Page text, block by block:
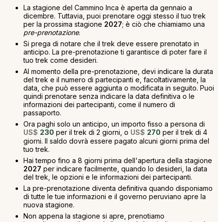
La stagione del Cammino Inca è aperta da gennaio a
dicembre. Tuttavia, puoi prenotare oggi stesso il tuo trek
per la prossima stagione 2027; è ciò che chiamiamo una
pre-prenotazione.
Si prega di notare che il trek deve essere prenotato in
anticipo. La pre-prenotazione ti garantisce di poter fare il
tuo trek come desideri.
Al momento della pre-prenotazione, devi indicare la durata
del trek e il numero di partecipanti e, facoltativamente, la
data, che può essere aggiunta o modificata in seguito. Puoi
quindi prenotare senza indicare la data definitiva o le
informazioni dei partecipanti, come il numero di
passaporto.
Ora paghi solo un anticipo, un importo fisso a persona di
US$ 230 per il trek di 2 giorni, o US$ 270 per il trek di 4
giorni. Il saldo dovrà essere pagato alcuni giorni prima del
tuo trek.
Hai tempo fino a 8 giorni prima dell'apertura della stagione
2027 per indicare facilmente, quando lo desideri, la data
del trek, le opzioni e le informazioni dei partecipanti.
La pre-prenotazione diventa definitiva quando disponiamo
di tutte le tue informazioni e il governo peruviano apre la
nuova stagione.
Non appena la stagione si apre, prenotiamo